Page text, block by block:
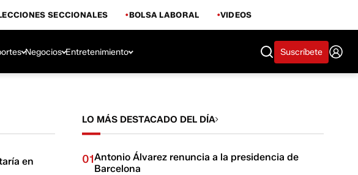
SECCIONALES BOLSA LABORAL VIDEOS
Negocios Entretenimiento Suscríbete
en
LO MÁS DESTACADO DEL DÍA
01Antonio Álvarez renuncia a la presidencia de
Barcelona